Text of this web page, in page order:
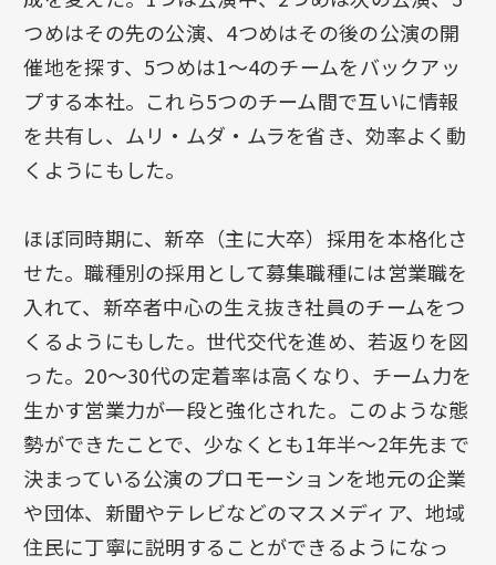
つめはその先の公演、4つめはその後の公演の開
催地を探す、5つめは1～4のチームをバックアッ
プする本社。これら5つのチーム間で互いに情報
を共有し、ムリ・ムダ・ムラを省き、効率よく動
くようにもした。
ほぼ同時期に、新卒（主に大卒）採用を本格化さ
せた。職種別の採用として募集職種には営業職を
入れて、新卒者中心の生え抜き社員のチームをつ
くるようにもした。世代交代を進め、若返りを図
った。20～30代の定着率は高くなり、チーム力を
生かす営業力が一段と強化された。このような態
勢ができたことで、少なくとも1年半～2年先まで
決まっている公演のプロモーションを地元の企業
や団体、新聞やテレビなどのマスメディア、地域
住民に丁寧に説明することができるようになっ